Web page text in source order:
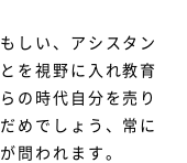
しい、アシスタン
を視野に入れ教育
の時代自分を売り
めでしょう、常に
が問われます。